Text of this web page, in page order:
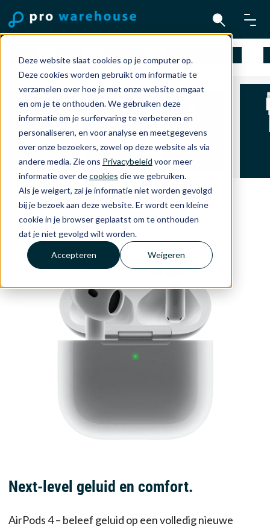
Deze website slaat cookies op je computer op.
Deze cookies worden gebruikt om informatie te
verzamelen over hoe je met onze website omgaat
en om je te onthouden. We gebruiken deze
informatie om je surfervaring te verbeteren en
personaliseren, en voor analyse en meetgegevens
over onze bezoekers, zowel op deze website als via
andere media. Zie ons Privacybeleid voor meer
informatie over decookies die we gebruiken.
Als je weigert, zal je informatie niet worden gevolgd
bij je bezoek aan deze website. Er wordt een kleine
cookie in je browser geplaatst om te onthouden
dat je niet gevolgd wilt worden.
Accepteren Weigeren
Mac iPad iPhone Apple Watch
Headphones
and TV
Kabels en
Adapters
USB-C kabels
en adapters
Next-level geluid en comfort.
AirPods 4 – beleef geluid op een volledig nieuwe